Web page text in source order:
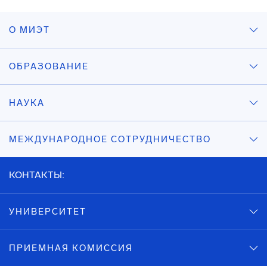
О МИЭТ
ОБРАЗОВАНИЕ
НАУКА
МЕЖДУНАРОДНОЕ СОТРУДНИЧЕСТВО
КОНТАКТЫ:
УНИВЕРСИТЕТ
ПРИЕМНАЯ КОМИССИЯ